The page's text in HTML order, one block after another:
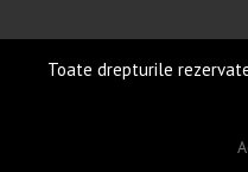
Toate drepturile